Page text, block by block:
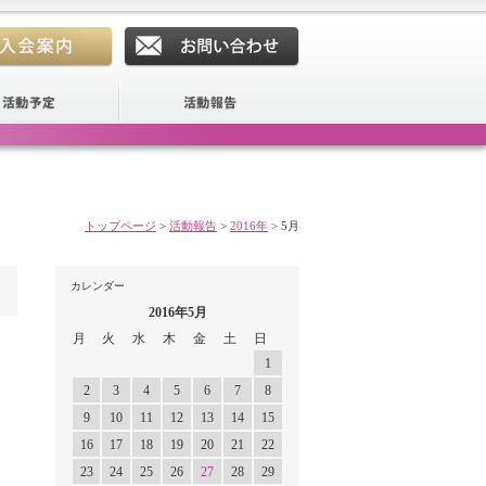
トップページ > 活動報告 > 2016年 > 5月
カレンダー
2016年5月
月
火 水 木 金 土
日
1
2
3 4 5 6 7
8
9
10 11 12 13 14
15
16
17 18 19 20 21
22
23
24 25 26 27 28 29